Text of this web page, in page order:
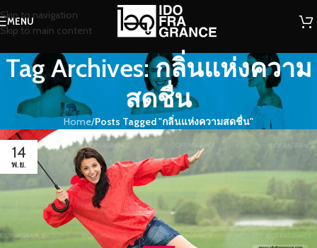
Skip to navigation
Skip to main content
MENU
Tag Archives: กลิ่นแห่งความ
สดชื่น
Home/Posts Tagged "กลิ่นแห่งความสดชื่น"
14
พ.ย.